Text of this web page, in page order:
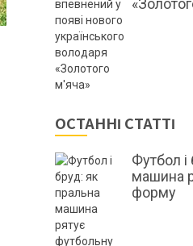
ОСТАННІ СТАТТІ
Футбол і
машина
форму